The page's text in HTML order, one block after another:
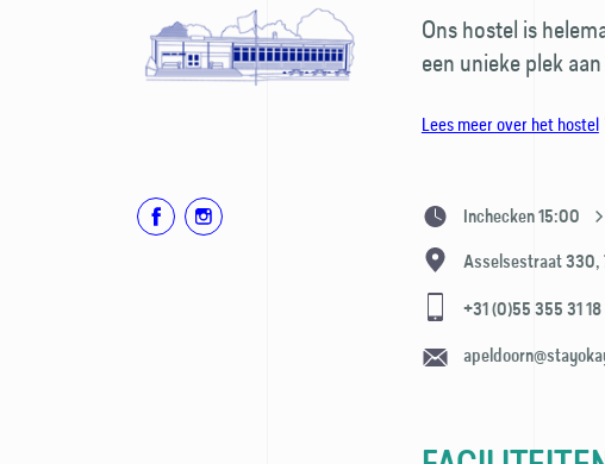
Ons hostel is
een unieke plek
Lees meer over het hostel
Inchecken 15:00
Asselsestraat 330,
+31 (0)55 355 31 18